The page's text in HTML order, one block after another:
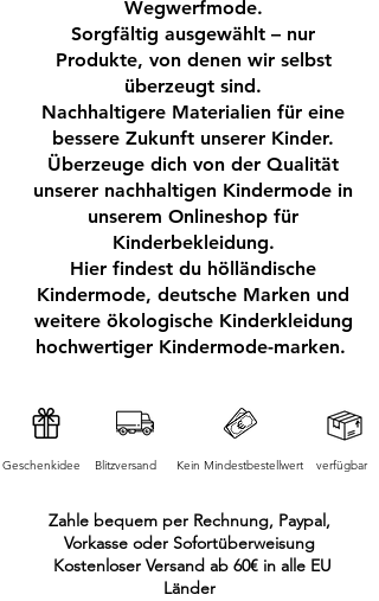
Gute Passform und sicherer Halt
Wir empfehlen eine Wachstumszugabe
von 1 cm. Innenmaße in cm: 17/18 =
11,5 19/20 = 12,5 21/22 = 13,5 23/24 =
14,5 25/26 = 15,5 27/28 = 16,5.
Wegwerfmode.
Sorgfältig ausgewählt – nur
Produkte, von denen wir selbst
überzeugt sind.
Nachhaltigere Materialien für eine
bessere Zukunft unserer Kinder.
Überzeuge dich von der Qualität
unserer nachhaltigen Kindermode in
unserem Onlineshop für
Kinderbekleidung.
Hier findest du hölländische
Kindermode, deutsche Marken und
weitere ökologische Kinderkleidung
hochwertiger Kindermode-marken.
Geschenkidee Blitzversand Kein Mindestbestellwert verfügbar
Zahle bequem per Rechnung, Paypal,
Vorkasse oder Sofortüberweisung
Kostenloser Versand ab 60€ in alle EU
Länder